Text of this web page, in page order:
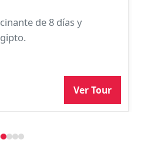
de 8 días y
Ver Tour